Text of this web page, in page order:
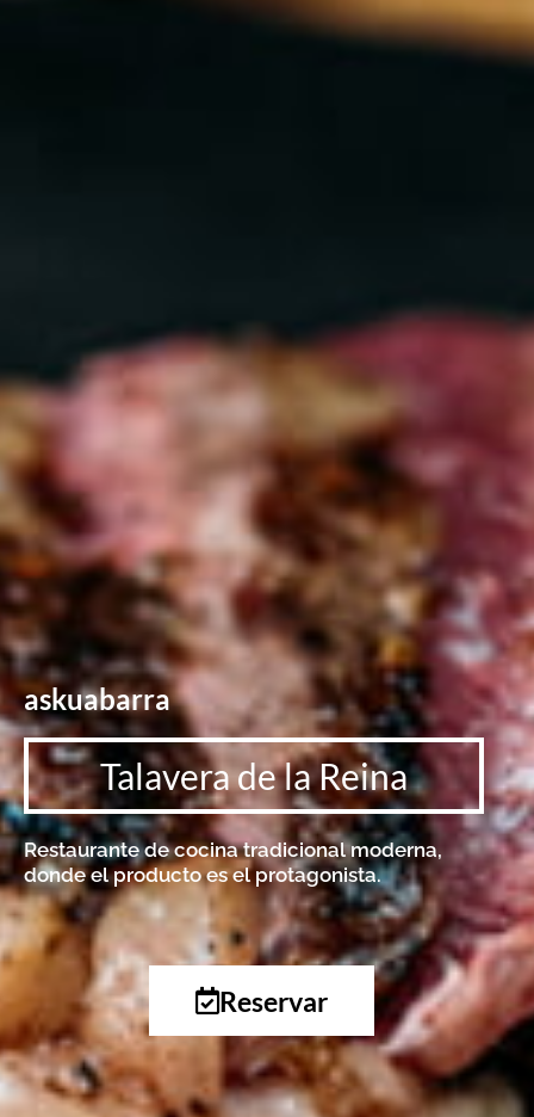
askuabarra
Talavera de la Reina
Restaurante de cocina tradicional moderna,
donde el producto es el protagonista.
Reservar